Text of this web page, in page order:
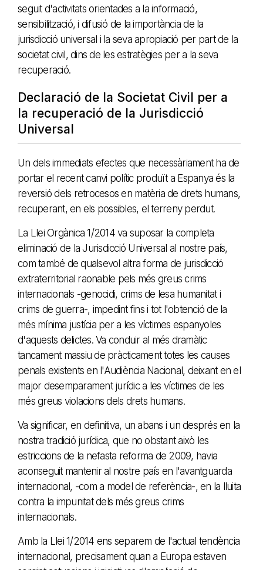
seguit d'activitats orientades a la informació,
sensibilització, i difusió de la importància de la
jurisdicció universal i la seva apropiació per part de la
societat civil, dins de les estratègies per a la seva
recuperació.
Declaració de la Societat Civil per a
la recuperació de la Jurisdicció
Universal
Un dels immediats efectes que necessàriament ha de
portar el recent canvi polític produït a Espanya és la
reversió dels retrocesos en matèria de drets humans,
recuperant, en els possibles, el terreny perdut.
La Llei Orgànica 1/2014 va suposar la completa
eliminació de la Jurisdicció Universal al nostre país,
com també de qualsevol altra forma de jurisdicció
extraterritorial raonable pels més greus crims
internacionals -genocidi, crims de lesa humanitat i
crims de guerra-, impedint fins i tot l'obtenció de la
més mínima justícia per a les víctimes espanyoles
d'aquests delictes. Va conduir al més dramàtic
tancament massiu de pràcticament totes les causes
penals existents en l'Audiència Nacional, deixant en el
major desemparament jurídic a les víctimes de les
més greus violacions dels drets humans.
Va significar, en definitiva, un abans i un després en la
nostra tradició jurídica, que no obstant això les
estriccions de la nefasta reforma de 2009, havia
aconseguit mantenir al nostre país en l'avantguarda
internacional, -com a model de referència-, en la lluita
contra la impunitat dels més greus crims
internacionals.
Amb la Llei 1/2014 ens separem de l'actual tendència
internacional, precisament quan a Europa estaven